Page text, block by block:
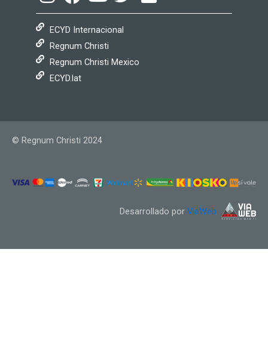
ECYD Internacional
Regnum Christi
Regnum Christi Mexico
ECYD.lat
© Regnum Christi 2024
Desarrollado por ViaWeb